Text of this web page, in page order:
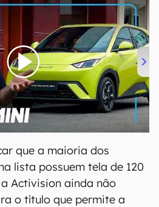
que a maioria dos
lista possuem tela de 120
Activision ainda não
o título que permite a